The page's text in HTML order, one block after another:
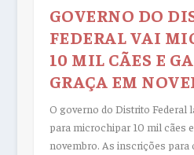
GOVERNO DO
FEDERAL VAI
10 MIL CÃES E
GRAÇA EM
O governo do Distrito Federal
para microchipar 10 mil cães
novembro. As inscrições para